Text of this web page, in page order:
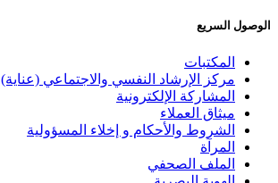
الوصول السريع
المكتبات
مركز الإرشاد النفسي والاجتماعي (عناية)
المشاركة الإلكترونية
ميثاق العملاء
الشروط والأحكام و إخلاء المسؤولية
المرآة
الملف الصحفي